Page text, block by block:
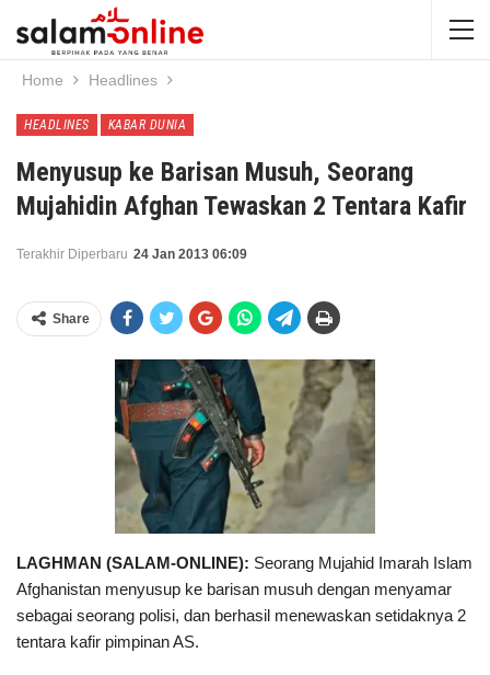
Home Headlines
HEADLINES KABAR DUNIA
Menyusup ke Barisan Musuh, Seorang
Mujahidin Afghan Tewaskan 2 Tentara Kafir
Terakhir Diperbaru 24 Jan 2013 06:09
Share
LAGHMAN (SALAM-ONLINE): Seorang Mujahid Imarah Islam
Afghanistan menyusup ke barisan musuh dengan menyamar
sebagai seorang polisi, dan berhasil menewaskan setidaknya 2
tentara kafir pimpinan AS.